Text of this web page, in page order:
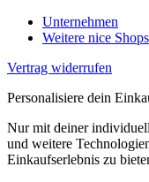
Unternehmen
Weitere nice Shops
Vertrag widerrufen
Personalisiere dein
Nur mit deiner
und weitere
Einkaufserlebnis zu